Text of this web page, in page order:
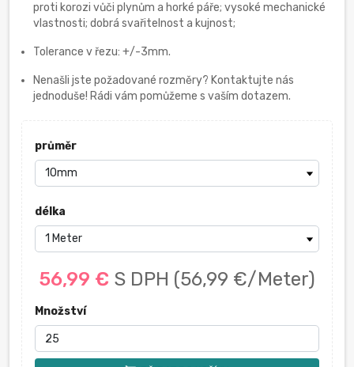
proti korozi vůči plynům a horké páře; vysoké mechanické
vlastnosti; dobrá svařitelnost a kujnost;
Tolerance v řezu: +/-3mm.
Nenašli jste požadované rozměry? Kontaktujte nás
jednoduše! Rádi vám pomůžeme s vaším dotazem.
průměr
délka
56,99 € S DPH (56,99 €/Meter)
Množství